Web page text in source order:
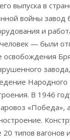
выпуска в
войны завод
и
— были
освобождения
Народного
В 1946
«Победа»,
типов вагонов